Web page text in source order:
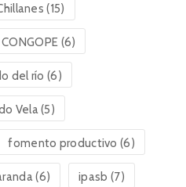
(15)
CONGOPE (6)
del río (6)
Vela(5)
fomento productivo (6)
(6) ipasb (7)